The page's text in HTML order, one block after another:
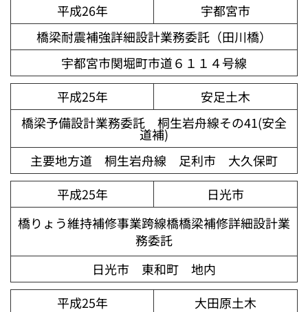
平成26年
宇都宮市
橋梁耐震補強詳細設計業務委託（田川橋）
宇都宮市関堀町市道６１１４号線
平成25年
安足土木
橋梁予備設計業務委託 桐生岩舟線その41(安全
道補)
主要地方道 桐生岩舟線 足利市 大久保町
平成25年
日光市
橋りょう維持補修事業跨線橋橋梁補修詳細設計業
務委託
日光市 東和町 地内
平成25年
大田原土木